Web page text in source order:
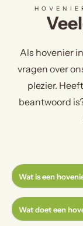
Wat is een
Wat doet een
Als hovenier
vragen over
plezier.
beantwoord